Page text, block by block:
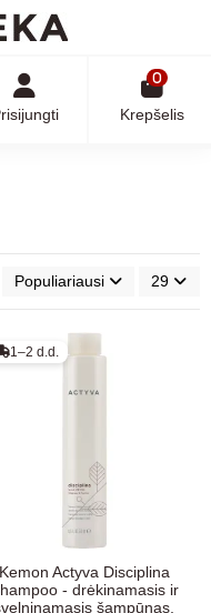
0
Krepšelis
Populiariausi 29
1–2 d.d.
Kemon Actyva Disciplina
- drėkinamasis ir
šampūnas,